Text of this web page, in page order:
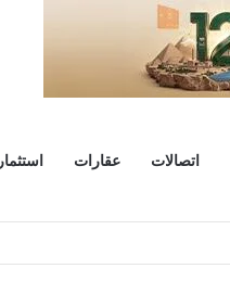
اتصالات عقارات استثمار